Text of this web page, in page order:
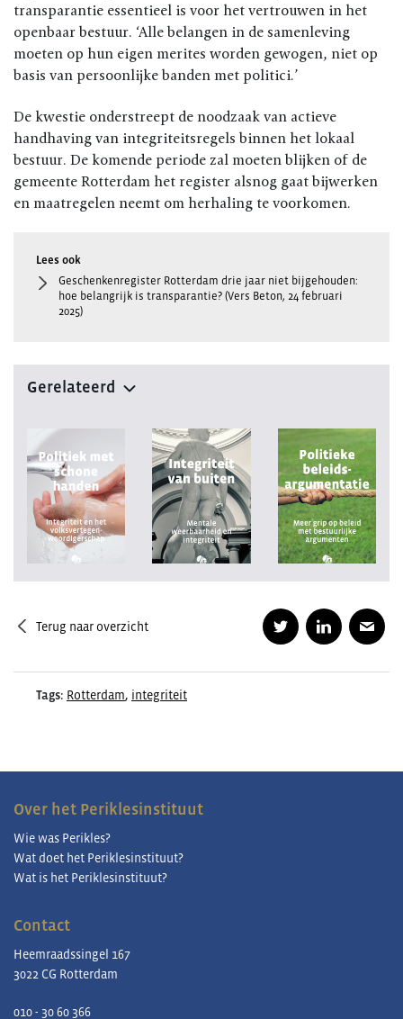
transparantie essentieel is voor het vertrouwen in het
openbaar bestuur. ‘Alle belangen in de samenleving
moeten op hun eigen merites worden gewogen, niet op
basis van persoonlijke banden met politici.’
De kwestie onderstreept de noodzaak van actieve
handhaving van integriteitsregels binnen het lokaal
bestuur. De komende periode zal moeten blijken of de
gemeente Rotterdam het register alsnog gaat bijwerken
en maatregelen neemt om herhaling te voorkomen.
Geschenkenregister Rotterdam drie jaar niet bijgehouden:
hoe belangrijk is transparantie? (Vers Beton, 24 februari
2025)
Gerelateerd
Terug naar overzicht
Tags: Rotterdam, integriteit
Over het Periklesinstituut
Wie was Perikles?
Wat doet het Periklesinstituut?
Wat is het Periklesinstituut?
Contact
Heemraadssingel 167
3022 CG Rotterdam
010 - 30 60 366